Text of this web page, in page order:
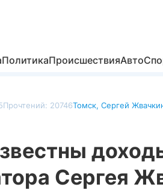
ПолитикаПроисшествияАвто
Прочтений: 20746Томск, Сергей
Сергея